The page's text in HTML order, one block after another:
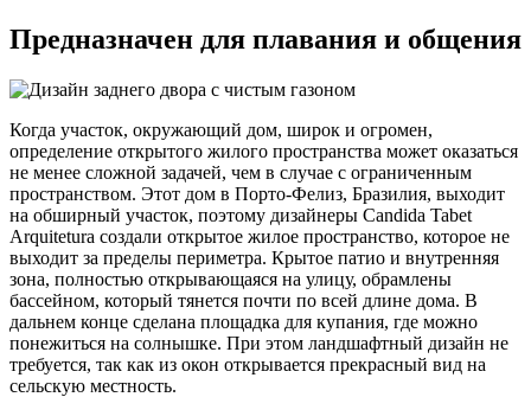
Предназначен для плавания и общения
Когда участок, окружающий дом, широк и огромен,
определение открытого жилого пространства может оказаться
не менее сложной задачей, чем в случае с ограниченным
пространством. Этот дом в Порто-Фелиз, Бразилия, выходит
на обширный участок, поэтому дизайнеры Candida Tabet
Arquitetura создали открытое жилое пространство, которое не
выходит за пределы периметра. Крытое патио и внутренняя
зона, полностью открывающаяся на улицу, обрамлены
бассейном, который тянется почти по всей длине дома. В
дальнем конце сделана площадка для купания, где можно
понежиться на солнышке. При этом ландшафтный дизайн не
требуется, так как из окон открывается прекрасный вид на
сельскую местность.